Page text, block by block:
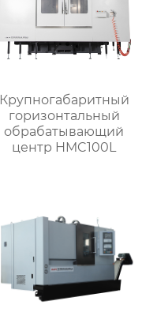
Крупногабаритный
горизонтальный
обрабатывающий
центр HMC100L